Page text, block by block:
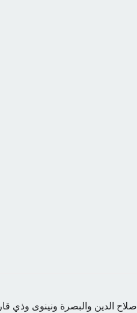
استعلم من هنا.. نتائج الثالث متوسط 2024 صلاح الدين والبصرة ونينوى وذي قار